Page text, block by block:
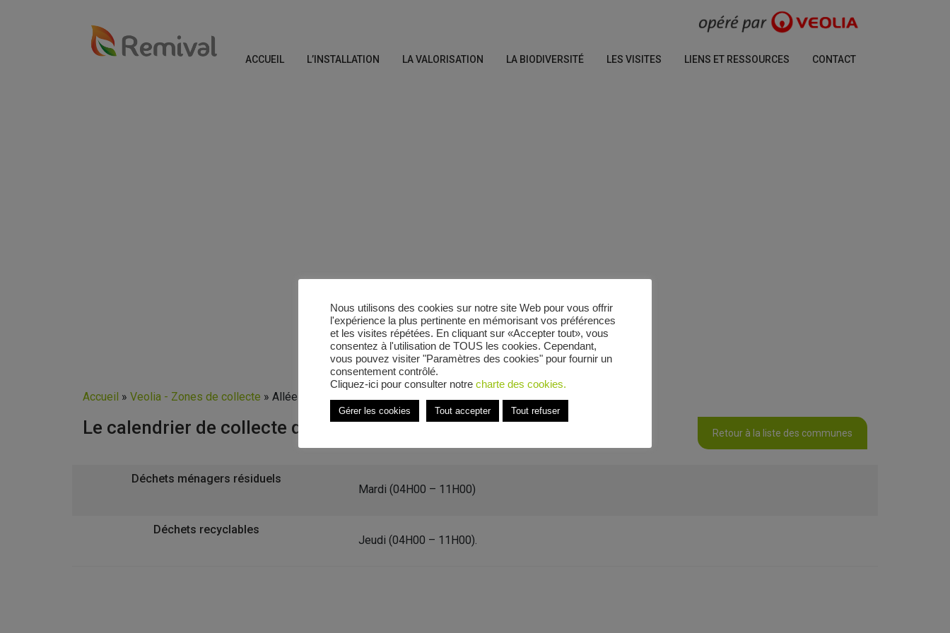
ACCUEIL L’INSTALLATION LA VALORISATION LA BIODIVERSITÉ LES VISITES LIENS ET RESSOURCES CONTACT
Accueil » Veolia - Zones de collecte » Allée des Pinsons
Le calendrier de collecte de Allée des Pinsons Retour à la liste des communes
Déchets ménagers résiduels
Mardi (04H00 – 11H00)
Déchets recyclables
Jeudi (04H00 – 11H00).
Nous utilisons des cookies sur notre site Web pour vous offrir
l'expérience la plus pertinente en mémorisant vos préférences
et les visites répétées. En cliquant sur «Accepter tout», vous
consentez à l'utilisation de TOUS les cookies. Cependant,
vous pouvez visiter "Paramètres des cookies" pour fournir un
consentement contrôlé.
Cliquez-ici pour consulter notre charte des cookies.
Gérer les cookies Tout accepter Tout refuser